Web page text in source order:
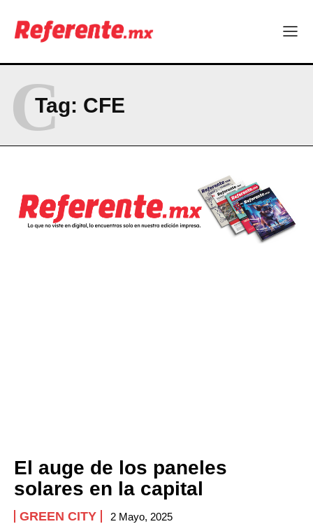
Tag: CFE
C
El auge de los paneles
solares en la capital
GREEN CITY 2 Mayo, 2025